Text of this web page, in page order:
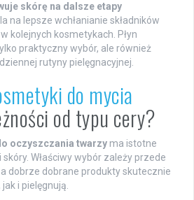
skórę na dalsze etapy
na lepsze wchłanianie składników
kolejnych kosmetykach. Płyn
praktyczny wybór, ale również
rutyny pielęgnacyjnej.
do mycia
od typu cery?
oczyszczania twarzy ma istotne
Właściwy wybór zależy przede
dobrze dobrane produkty skutecznie
i pielęgnują.